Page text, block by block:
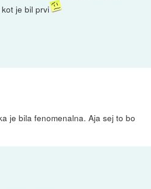
je bil prvi
je bila fenomenalna. Aja sej to bo